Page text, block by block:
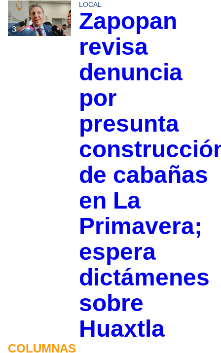
3
LOCAL
Zapopan
revisa
denuncia
por
presunta
de cabañas
en La
Primavera;
espera
dictámenes
sobre
Huaxtla
COLUMNAS